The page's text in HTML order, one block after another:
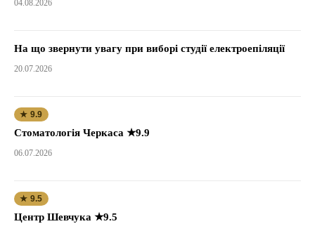
04.08.2026
На що звернути увагу при виборі студії електроепіляції
20.07.2026
★ 9.9
Стоматологія Черкаса ★9.9
06.07.2026
★ 9.5
Центр Шевчука ★9.5